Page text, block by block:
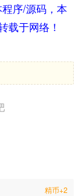
序/源码，本
载于网络！
精币+2